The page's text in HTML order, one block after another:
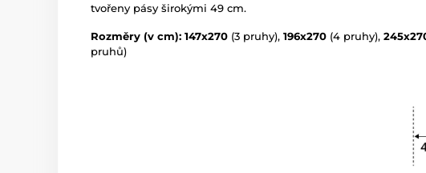
tvořeny pásy širokými 49 cm.
Rozměry (v cm): 147x270 (3 pruhy), 196x270 (4 pruhy),
pruhů)